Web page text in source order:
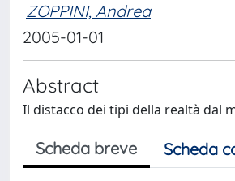
ZOPPINI, Andrea
2005-01-01
Abstract
Il distacco dei tipi della realtà dal
Scheda breve Scheda